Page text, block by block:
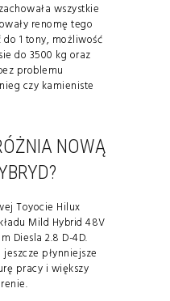
wszystkie
renomę tego
1 tony, możliwość
do 3500 kg oraz
problemu
czy kamieniste
NOWĄ
Toyocie Hilux
Mild Hybrid 48V
Diesla 2.8 D-4D.
płynniejsze
pracy i większy